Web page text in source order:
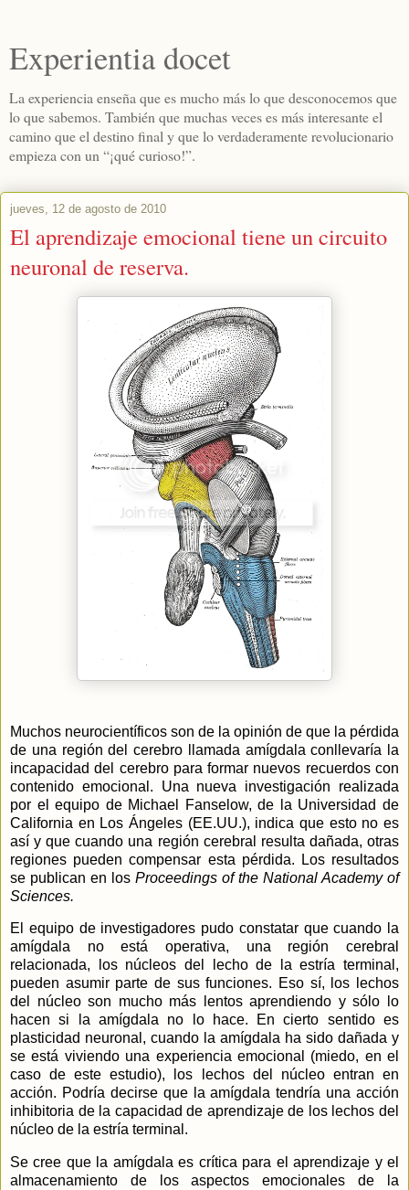
Experientia docet
La experiencia enseña que es mucho más lo que desconocemos que
lo que sabemos. También que muchas veces es más interesante el
camino que el destino final y que lo verdaderamente revolucionario
empieza con un “¡qué curioso!”.
jueves, 12 de agosto de 2010
El aprendizaje emocional tiene un circuito
neuronal de reserva.
Muchos neurocientíficos son de la opinión de que la pérdida
de una región del cerebro llamada amígdala conllevaría la
incapacidad del cerebro para formar nuevos recuerdos con
contenido emocional. Una nueva investigación realizada
por el equipo de Michael Fanselow, de la Universidad de
California en Los Ángeles (EE.UU.), indica que esto no es
así y que cuando una región cerebral resulta dañada, otras
regiones pueden compensar esta pérdida. Los resultados
se publican en los Proceedings of the National Academy of
Sciences.
El equipo de investigadores pudo constatar que cuando la
amígdala no está operativa, una región cerebral
relacionada, los núcleos del lecho de la estría terminal,
pueden asumir parte de sus funciones. Eso sí, los lechos
del núcleo son mucho más lentos aprendiendo y sólo lo
hacen si la amígdala no lo hace. En cierto sentido es
plasticidad neuronal, cuando la amígdala ha sido dañada y
se está viviendo una experiencia emocional (miedo, en el
caso de este estudio), los lechos del núcleo entran en
acción. Podría decirse que la amígdala tendría una acción
inhibitoria de la capacidad de aprendizaje de los lechos del
núcleo de la estría terminal.
Se cree que la amígdala es crítica para el aprendizaje y el
almacenamiento de los aspectos emocionales de la